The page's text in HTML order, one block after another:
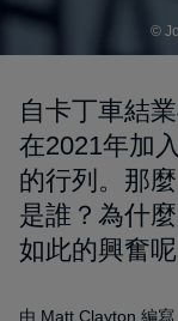
©
自卡丁車結
在2021年加
的行列。那
是誰？為什
如此的興奮呢
由 Matt Clayton 編寫